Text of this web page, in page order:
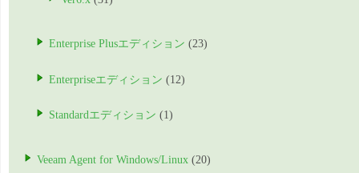
Enterprise Plusエディション (23)
Enterpriseエディション (12)
Standardエディション (1)
Veeam Agent for Windows/Linux (20)